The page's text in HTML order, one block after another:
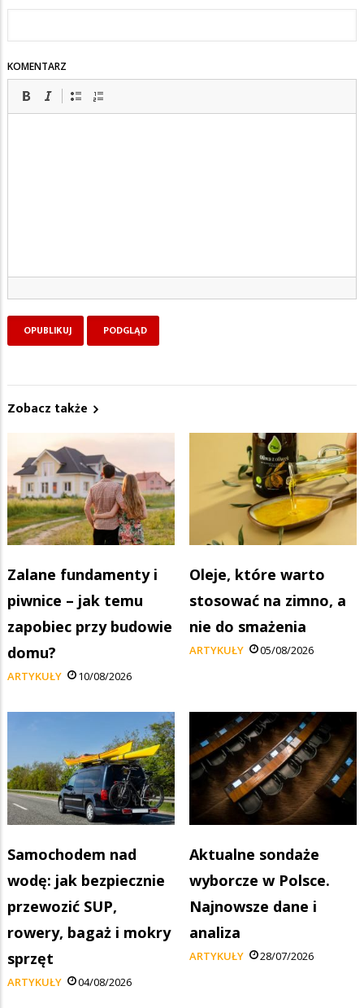
KOMENTARZ
Zobacz także
Zalane fundamenty i
piwnice – jak temu
zapobiec przy budowie
domu?
ARTYKUŁY 10/08/2026
Oleje, które warto
stosować na zimno, a
nie do smażenia
ARTYKUŁY 05/08/2026
Samochodem nad
wodę: jak bezpiecznie
przewozić SUP,
rowery, bagaż i mokry
sprzęt
ARTYKUŁY 04/08/2026
Aktualne sondaże
wyborcze w Polsce.
Najnowsze dane i
analiza
ARTYKUŁY 28/07/2026